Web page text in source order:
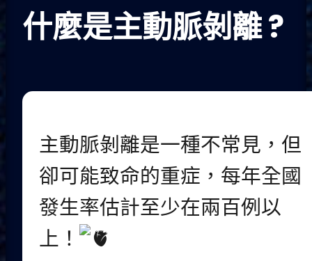
什麼是主動脈剝離 ?
主動脈剝離是一種不常見，但
卻可能致命的重症，每年全國
發生率估計至少在兩百例以
上！